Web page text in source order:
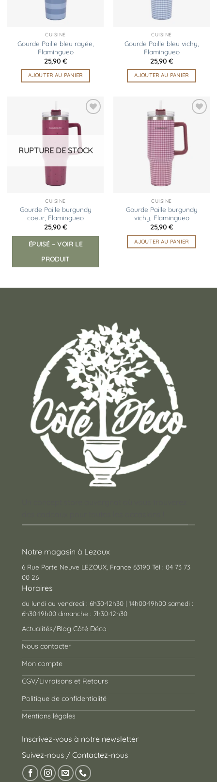
CUISINE
Gourde Paille bleu rayée,
Flamingueo
25,90 €
AJOUTER AU PANIER
CUISINE
Gourde Paille bleu vichy,
Flamingueo
25,90 €
AJOUTER AU PANIER
RUPTURE DE STOCK
CUISINE
Gourde Paille burgundy
coeur, Flamingueo
25,90 €
ÉPUISÉ – VOIR LE
PRODUIT
d’envies
CUISINE
Gourde Paille burgundy
vichy, Flamingueo
25,90 €
AJOUTER AU PANIER
Notre magasin à Lezoux
6 Rue Porte Neuve LEZOUX, France 63190 Tél : 04 73 73
00 26
Horaires
du lundi au vendredi : 6h30-12h30 | 14h00-19h00 samedi :
6h30-19h00 dimanche : 7h30-12h30
Actualités/Blog Côté Déco
Nous contacter
Mon compte
CGV/Livraisons et Retours
Politique de confidentialité
Mentions légales
Inscrivez-vous à notre newsletter
Suivez-nous / Contactez-nous